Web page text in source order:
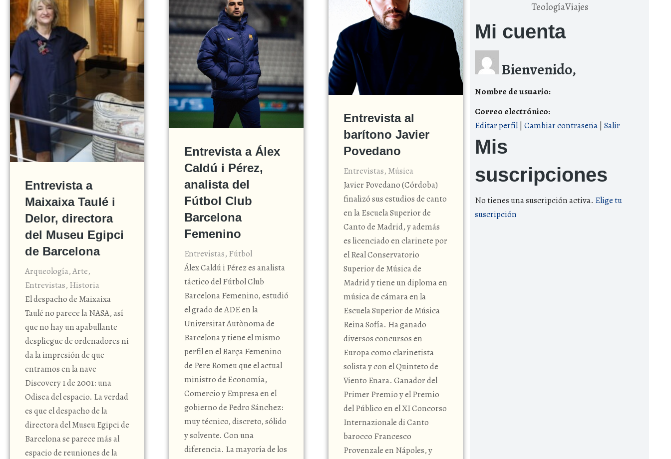
Entrevista a
Maixaixa Taulé i
Delor, directora
del Museu Egipci
de Barcelona
Arqueología,Arte,
Entrevistas, Historia
El despacho de Maixaixa
Taulé no parece la NASA, así
que no hay un apabullante
despliegue de ordenadores ni
da la impresión de que
entramos en la nave
Discovery 1 de 2001: una
Odisea del espacio. La verdad
es que el despacho de la
directora del Museu Egipci de
Barcelona se parece más al
espacio de reuniones de la
Entrevista a Álex
Caldú i Pérez,
analista del
Fútbol Club
Barcelona
Femenino
Entrevistas, Fútbol
Álex Caldú i Pérez es analista
táctico del Fútbol Club
Barcelona Femenino, estudió
el grado de ADE en la
Universitat Autònoma de
Barcelona y tiene el mismo
perfil en el Barça Femenino
de Pere Romeu que el actual
ministro de Economía,
Comercio y Empresa en el
gobierno de Pedro Sánchez:
muy técnico, discreto, sólido
y solvente. Con una
diferencia. La mayoría de los
Entrevista al
barítono Javier
Povedano
Entrevistas, Música
Javier Povedano (Córdoba)
finalizó sus estudios de canto
en la Escuela Superior de
Canto de Madrid, y además
es licenciado en clarinete por
el Real Conservatorio
Superior de Música de
Madrid y tiene un diploma en
música de cámara en la
Escuela Superior de Música
Reina Sofía. Ha ganado
diversos concursos en
Europa como clarinetista
solista y con el Quinteto de
Viento Enara. Ganador del
Primer Premio y el Premio
del Público en el XI Concorso
Internazionale di Canto
barocco Francesco
Provenzale en Nápoles, y
TeologíaViajes
Mi cuenta
Bienvenido,
Nombre de usuario:
Correo electrónico:
Editar perfil| Cambiar contraseña| Salir
Mis
suscripciones
No tienes una suscripción activa. Elige tu
suscripción